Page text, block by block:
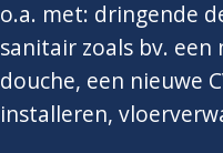
o.a. met: dringende
sanitair zoals bv.
douche, een nieuwe
installeren,